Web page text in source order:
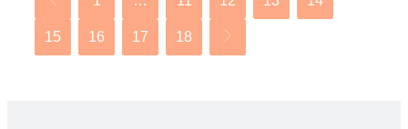
15 16 17 18 Siirry seuraavalle sivulle